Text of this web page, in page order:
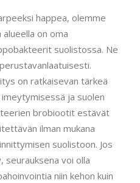
happea, olemme
on oma
suolistossa. Ne
on ratkaisevan tärkeä
ja suolen
brobiootit estävät
ilman mukana
suolistoon. Jos
seurauksena voi olla
niin kehon kuin